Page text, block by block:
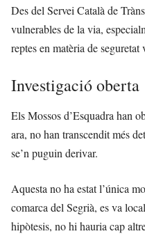
Des del Servei Català de
vulnerables de la via,
reptes en matèria de seguretat
Investigació oberta
Els Mossos d’Esquadra han
ara, no han transcendit més
se’n puguin derivar.
Aquesta no ha estat l’única
comarca del Segrià, es va
hipòtesis, no hi hauria cap